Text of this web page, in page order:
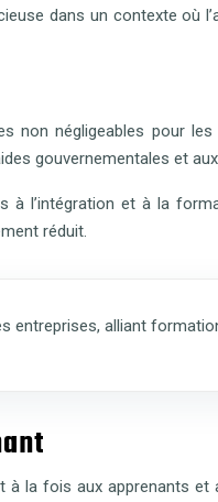
dans un contexte
non négligeables pour
gouvernementales et
l’intégration et à la
réduit.
entreprises, alliant
à la fois aux apprenants